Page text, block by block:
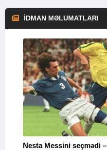
İDMAN MƏLUMATLARI
Nesta Messini seçmədi –